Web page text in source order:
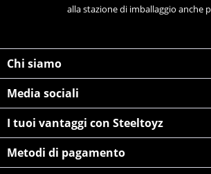
alla stazione di imballaggio anche
Chi siamo
Media sociali
I tuoi vantaggi con Steeltoyz
Metodi di pagamento